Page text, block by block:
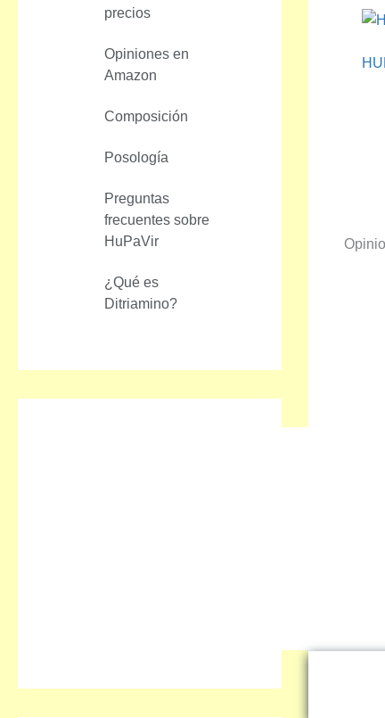
precios
Opiniones en
Amazon
Composición
Posología
Preguntas
frecuentes sobre
HuPaVir
¿Qué es
Ditriamino?